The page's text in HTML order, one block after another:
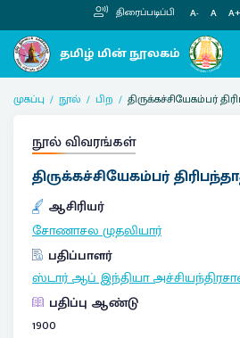
திரைப்படிப்பி A- A A+
முகப்பு நூல் பிற திருக்கச்சியேகம்பர்
நூல் விவரங்கள்
திருக்கச்சியேகம்பர்
ஆசிரியர்
சோணாசல முதலியார்
பதிப்பாளர்
ஸ்டார் ஆப் இந்தியா
பதிப்பு ஆண்டு
1900